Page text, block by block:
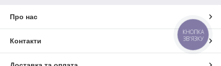
Про нас
Контакти
КНОПКА
ЗВ'ЯЗКУ